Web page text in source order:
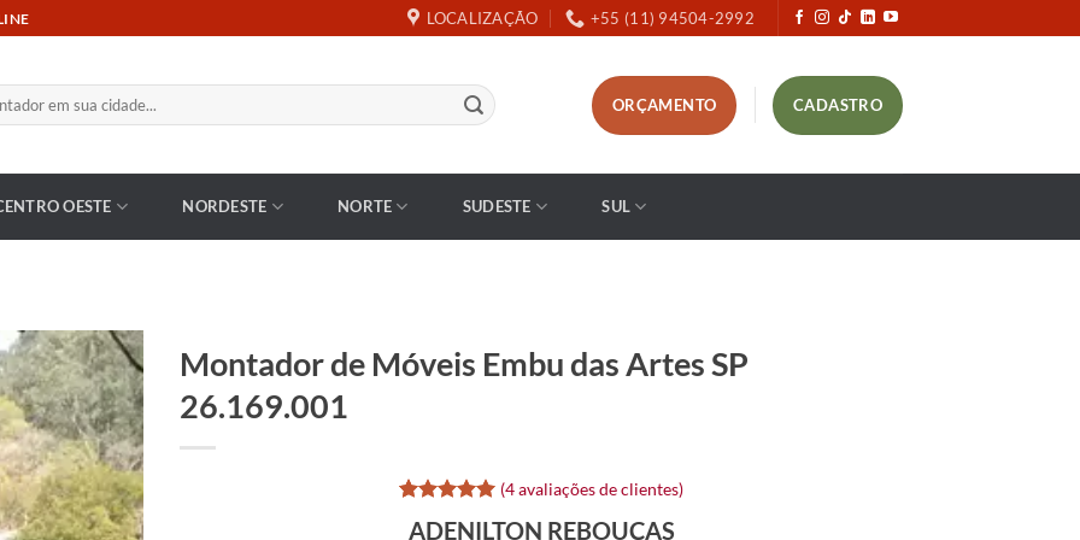
LOCALIZAÇÃO +55 (11) 94504-2992
ORÇAMENTO CADASTRO
OESTE NORDESTE NORTE SUDESTE SUL
Montador de Móveis Embu das Artes SP
26.169.001
(4avaliações de clientes)
ADENILTON REBOUÇAS